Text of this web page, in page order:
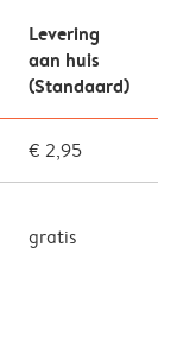
Levering
aan huis
(Standaard)
€ 2,95
gratis